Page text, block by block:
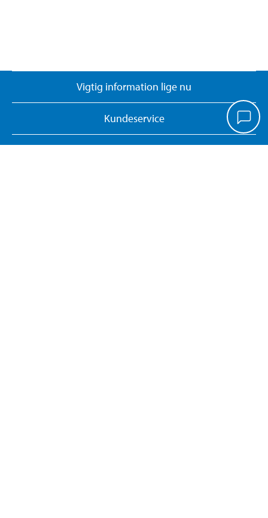
Vigtig information lige nu
Kundeservice